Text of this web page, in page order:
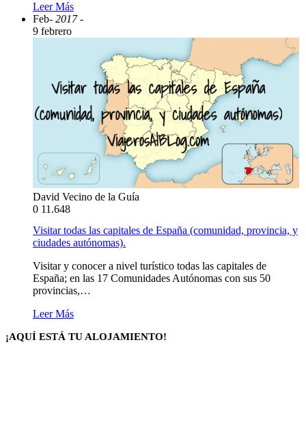
Leer Más
Feb- 2017 -
9 febrero
David Vecino de la Guía
0 11.648
Visitar todas las capitales de España (comunidad, provincia, y
ciudades autónomas).
Visitar y conocer a nivel turístico todas las capitales de
España; en las 17 Comunidades Autónomas con sus 50
provincias,…
Leer Más
¡AQUÍ ESTÁ TU ALOJAMIENTO!